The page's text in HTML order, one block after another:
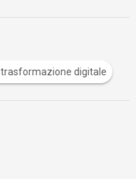
trasformazione digitale